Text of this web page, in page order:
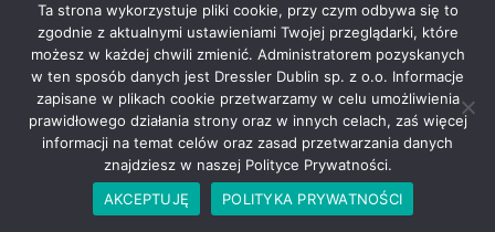
Albumy
Biografie / Wspomnienia
Biznes / Ekonomia
Fantastyka / Horror
Ta strona wykorzystuje pliki cookie, przy czym odbywa się to
zgodnie z aktualnymi ustawieniami Twojej przeglądarki, które
możesz w każdej chwili zmienić. Administratorem pozyskanych
w ten sposób danych jest Dressler Dublin sp. z o.o. Informacje
zapisane w plikach cookie przetwarzamy w celu umożliwienia
prawidłowego działania strony oraz w innych celach, zaś więcej
informacji na temat celów oraz zasad przetwarzania danych
znajdziesz w naszej Polityce Prywatności.
AKCEPTUJĘ
POLITYKA PRYWATNOŚCI